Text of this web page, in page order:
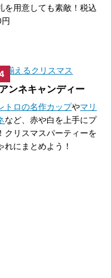
を用意しても素敵！税込
ンネキャンディー
トロの名作カップやマリ
など、赤や白を上手にプ
クリスマスパーティーを
れにまとめよう！